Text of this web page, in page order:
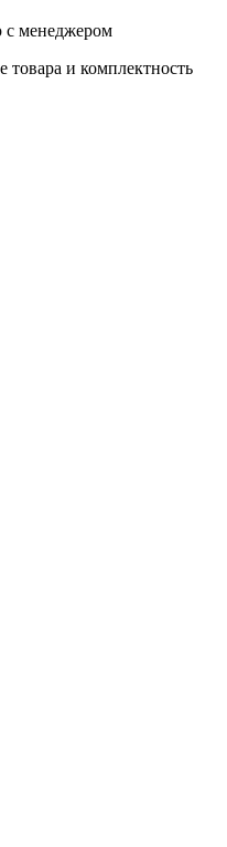
с менеджером
товара и комплектность